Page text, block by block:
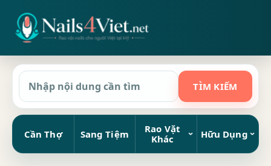
Cần Thợ Sang Tiệm
Rao Vặt
Khác
Hữu Dụng